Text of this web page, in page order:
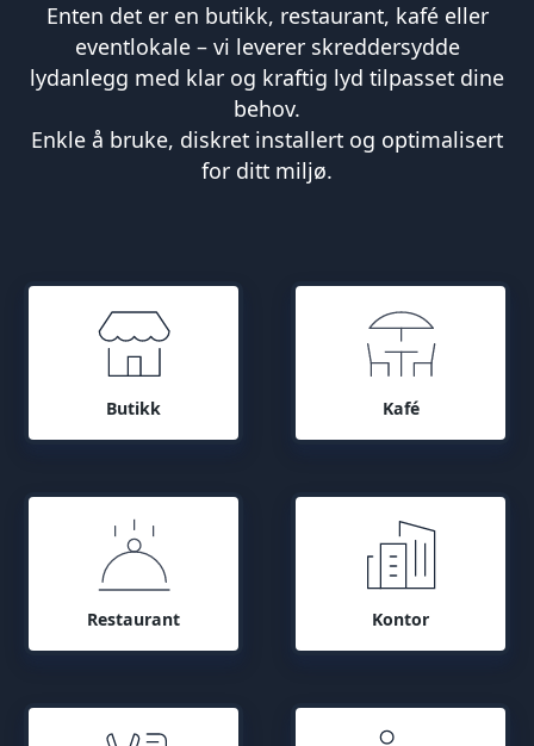
Enten det er en butikk, restaurant, kafé eller
eventlokale – vi leverer skreddersydde
lydanlegg med klar og kraftig lyd tilpasset dine
behov.
Enkle å bruke, diskret installert og optimalisert
for ditt miljø.
Butikk Kafé
Restaurant Kontor